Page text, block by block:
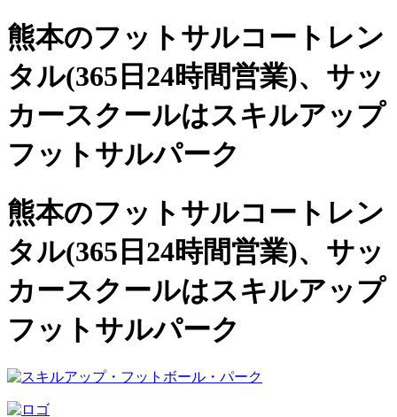
熊本のフットサルコートレン
タル(365日24時間営業)、 サッ
カースクールはスキルアップ
フットサルパーク
熊本のフットサルコートレン
タル(365日24時間営業)、サッ
カースクールはスキルアップ
フットサルパーク